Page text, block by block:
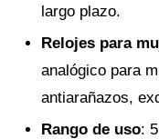
largo plazo.
Relojes para
analógico para
antiarañazos,
Rango de uso: